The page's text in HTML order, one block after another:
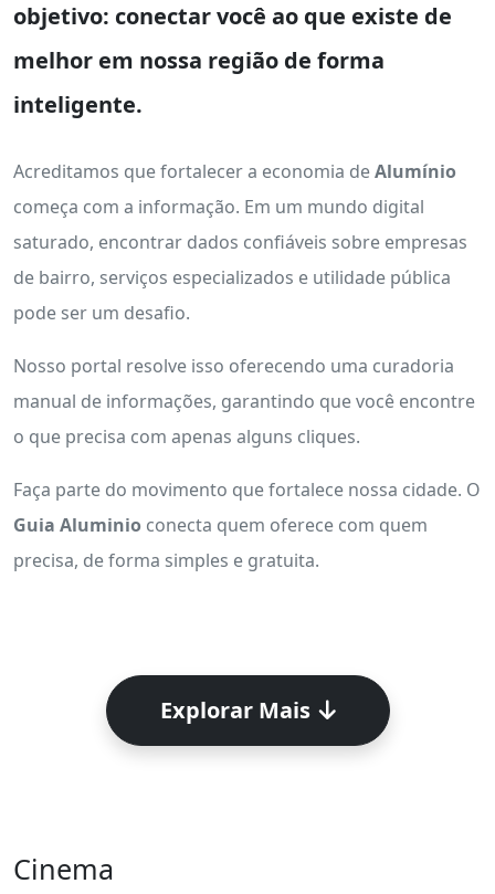
objetivo: conectar você ao que existe de
melhor em nossa região de forma
inteligente.
Acreditamos que fortalecer a economia deAlumínio
começa com a informação. Em um mundo digital
saturado, encontrar dados confiáveis sobre empresas
de bairro, serviços especializados e utilidade pública
pode ser um desafio.
Nosso portal resolve isso oferecendo uma curadoria
manual de informações, garantindo que você encontre
o que precisa com apenas alguns cliques.
Faça parte do movimento que fortalece nossa cidade. O
Guia Aluminio conecta quem oferece com quem
precisa, de forma simples e gratuita.
Explorar Mais
Cinema